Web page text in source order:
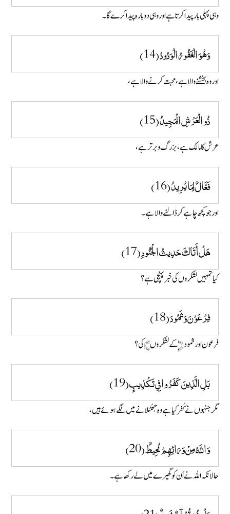
وہی پہلی بار پیدا کرتا ہے اور وہی دوبارہ پیدا کرے گا۔
وَهُوَ الْغَفُورُ الْوَدُودُ (14)
اور وہ بخشنے والا ہے ، محبت کرنے والا ہے ،
ذُو الْعَرْشِ الْمَجِيدُ (15)
عرش کا مالک ہے، بزرگ و برتر ہے ،
فَعَّالٌ لِمَا يُرِيدُ (16)
اور جو کچھ چاہے کر ڈالنے والا ہے۔
هَلْ أَتَاكَ حَدِيثُ الْجُنُودِ (17)
کیا تمہیں لشکروں کی خبر پہنچی ہے؟
فِرْعَوْنَ وَثَمُودَ (18)
فرعون اور ثمود ﴿کے لشکروں ﴾ کی؟
بَلِ الَّذِينَ كَفَرُوا فِي تَكْذِيبٍ (19)
مگر جنہوں نے کُفر کیا ہے وہ جھُٹلانے میں لگے ہوئے ہیں،
وَاللَّهُ مِنْ وَرَائِهِمْ مُحِيطٌ (20)
حالانکہ اللہ نے اُن کو گھیرے میں لے رکھا ہے۔